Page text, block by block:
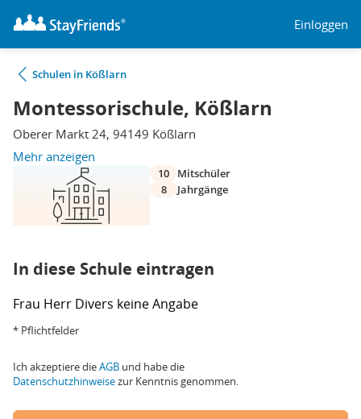
Einloggen
Schulen in Kößlarn
Montessorischule, Kößlarn
Oberer Markt 24, 94149 Kößlarn
Mehr anzeigen
10
Mitschüler
8
Jahrgänge
In diese Schule eintragen
Frau Herr Divers keine Angabe
* Pflichtfelder
Ich akzeptiere dieAGB und habe die
Datenschutzhinweisezur Kenntnis genommen.